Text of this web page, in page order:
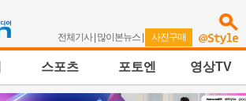
전체기사| 많이본뉴스 | 사진구매
스포츠 포토엔 영상TV